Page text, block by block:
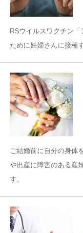
RSウイルスワクチン
ために妊婦さんに接種
ご結婚前に自分の身体
や出産に障害のある産
す。